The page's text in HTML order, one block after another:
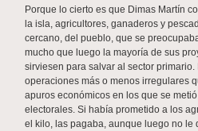
Porque lo cierto es que Dimas Martín
la isla, agricultores, ganaderos y
cercano, del pueblo, que se
mucho que luego la mayoría de sus
sirviesen para salvar al sector
operaciones más o menos irregulares
apuros económicos en los que se
electorales. Si había prometido a los
el kilo, las pagaba, aunque luego no le